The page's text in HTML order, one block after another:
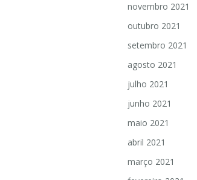
novembro 2021
outubro 2021
setembro 2021
agosto 2021
julho 2021
junho 2021
maio 2021
abril 2021
março 2021